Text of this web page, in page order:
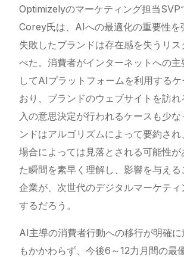
Optimizelyのマーケティング担当SVP
Corey氏は、AIへの最適化の重要性を
失敗したブランドは存在感を失うリス
べた。消費者がインターネットへの主
してAIプラットフォームを利用する
おり、ブランドのウェブサイトを訪
入の意思決定が行われるケースも少な
ンドはアルゴリズムによって要約され
場合によっては見落とされる可能性が
た瞬間を素早く理解し、影響を与える
企業が、次世代のデジタルマーケティ
するだろう。
AI主導の消費者行動への移行が明確
もかかわらず、今後6～12力月間の最